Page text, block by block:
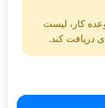
کار، لیست
دریافت کند.